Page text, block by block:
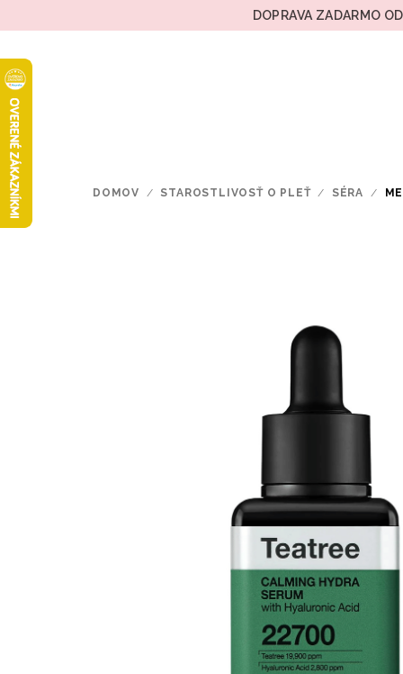
na
DOPRAVA ZADARMO
DOMOV / STAROSTLIVOSŤ O PLEŤ / SÉRA /